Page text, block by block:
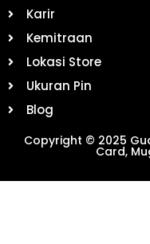
Karir
Kemitraan
Lokasi Store
Ukuran Pin
Blog
Copyright © 2025
Card,